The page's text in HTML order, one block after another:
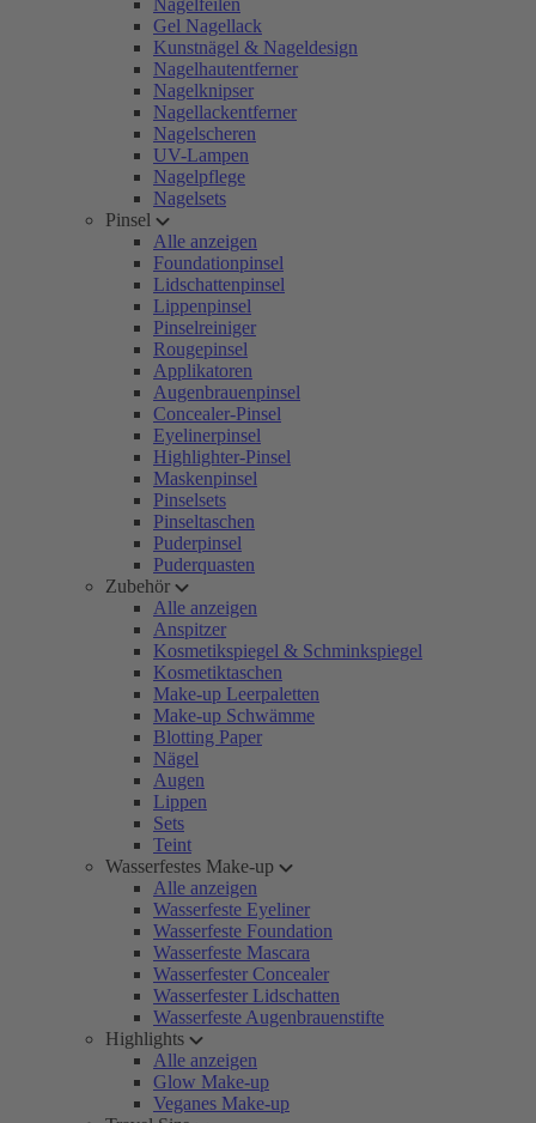
Nagelfeilen
Gel Nagellack
Kunstnägel & Nageldesign
Nagelhautentferner
Nagelknipser
Nagellackentferner
Nagelscheren
UV-Lampen
Nagelpflege
Nagelsets
Pinsel
Alle anzeigen
Foundationpinsel
Lidschattenpinsel
Lippenpinsel
Pinselreiniger
Rougepinsel
Applikatoren
Augenbrauenpinsel
Concealer-Pinsel
Eyelinerpinsel
Highlighter-Pinsel
Maskenpinsel
Pinselsets
Pinseltaschen
Puderpinsel
Puderquasten
Zubehör
Alle anzeigen
Anspitzer
Kosmetikspiegel & Schminkspiegel
Kosmetiktaschen
Make-up Leerpaletten
Make-up Schwämme
Blotting Paper
Nägel
Augen
Lippen
Sets
Teint
Wasserfestes Make-up
Alle anzeigen
Wasserfeste Eyeliner
Wasserfeste Foundation
Wasserfeste Mascara
Wasserfester Concealer
Wasserfester Lidschatten
Wasserfeste Augenbrauenstifte
Highlights
Alle anzeigen
Glow Make-up
Veganes Make-up